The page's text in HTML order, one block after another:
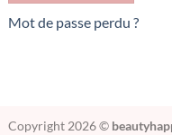
Mot de passe perdu ?
Copyright 2026 ©